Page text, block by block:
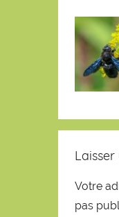
Votre
pas